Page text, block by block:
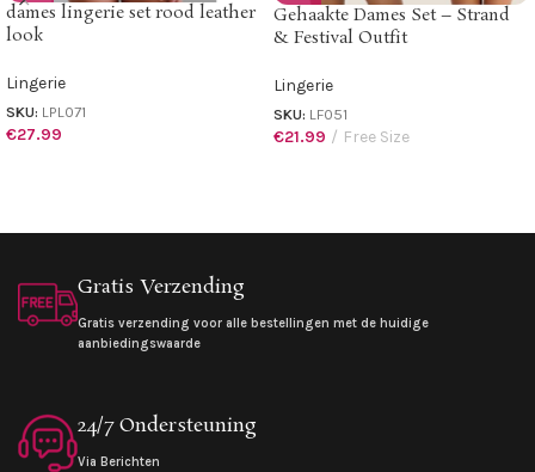
dames lingerie set rood leather
look
Lingerie
SKU: LPL071
€27.99
Gehaakte Dames Set – Strand
& Festival Outfit
Lingerie
SKU: LF051
€21.99 Free Size
Gratis Verzending
Gratis verzending voor alle bestellingen met de huidige
aanbiedingswaarde
24/7 Ondersteuning
Via Berichten